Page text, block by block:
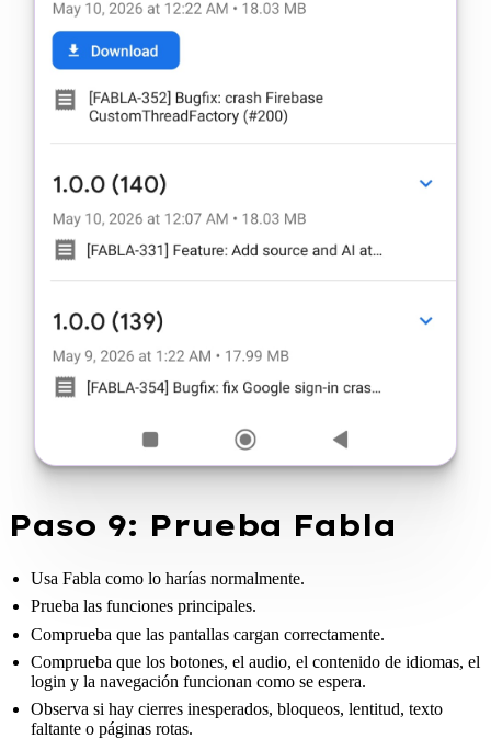
Paso 9: Prueba Fabla
Usa Fabla como lo harías normalmente.
Prueba las funciones principales.
Comprueba que las pantallas cargan correctamente.
Comprueba que los botones, el audio, el contenido de idiomas, el
login y la navegación funcionan como se espera.
Observa si hay cierres inesperados, bloqueos, lentitud, texto
faltante o páginas rotas.